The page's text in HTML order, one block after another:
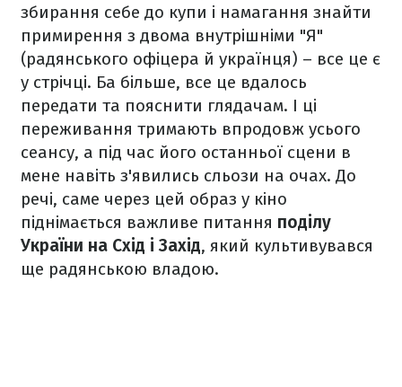
збирання себе до купи і намагання знайти
примирення з двома внутрішніми "Я"
(радянського офіцера й українця) – все це є
у стрічці. Ба більше, все це вдалось
передати та пояснити глядачам. І ці
переживання тримають впродовж усього
сеансу, а під час його останньої сцени в
мене навіть з'явились сльози на очах. До
речі, саме через цей образ у кіно
піднімається важливе питання поділу
України на Схід і Захід, який культивувався
ще радянською владою.